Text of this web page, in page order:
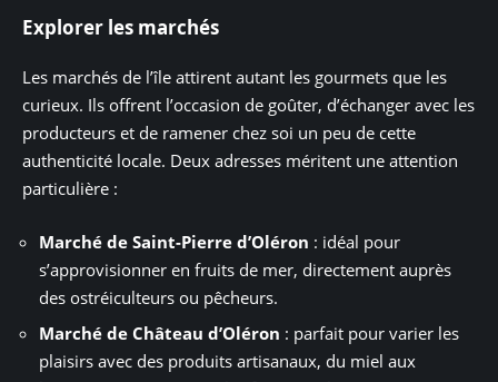
Explorer les marchés
Les marchés de l’île attirent autant les gourmets que les
curieux. Ils offrent l’occasion de goûter, d’échanger avec les
producteurs et de ramener chez soi un peu de cette
authenticité locale. Deux adresses méritent une attention
particulière :
Marché de Saint-Pierre d’Oléron : idéal pour
s’approvisionner en fruits de mer, directement auprès
des ostréiculteurs ou pêcheurs.
Marché de Château d’Oléron : parfait pour varier les
plaisirs avec des produits artisanaux, du miel aux